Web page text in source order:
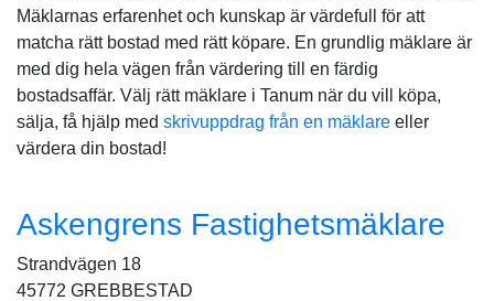
Mäklarnas erfarenhet och kunskap är värdefull för att
matcha rätt bostad med rätt köpare. En grundlig mäklare är
med dig hela vägen från värdering till en färdig
bostadsaffär. Välj rätt mäklare i Tanum när du vill köpa,
sälja, få hjälp med skrivuppdrag från en mäklare eller
värdera din bostad!
Askengrens Fastighetsmäklare
Strandvägen 18
45772 GREBBESTAD